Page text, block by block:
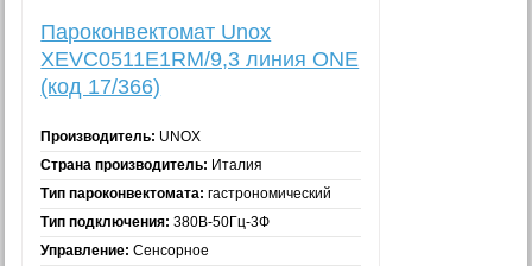
Пароконвектомат Unox
XEVC0511E1RM/9,3 линия ONE
(код 17/366)
Производитель: UNOX
Страна производитель: Италия
Тип пароконвектомата: гастрономический
Тип подключения: 380В-50Гц-3Ф
Управление: Сенсорное